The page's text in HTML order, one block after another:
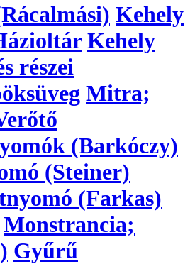
Kehely
Kehely
részei
Mitra;
(Barkóczy)
(Steiner)
(Farkas)
Monstrancia;
Gyűrű